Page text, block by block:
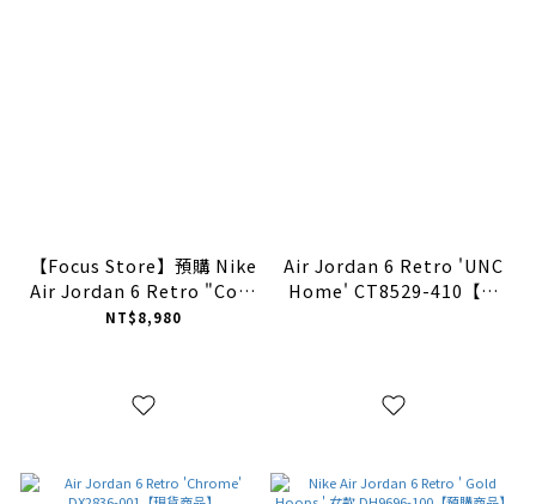
【Focus Store】預購 Nike
Air Jordan 6 Retro "Cool
Grey" 灰白 CT8529-100
NT$8,980
Air Jordan 6 Retro 'UNC
Home' CT8529-410【現